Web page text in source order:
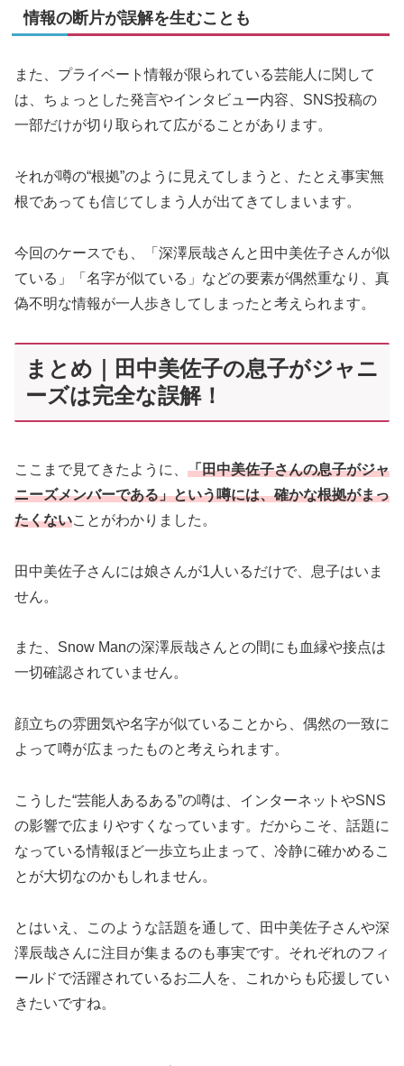
情報の断片が誤解を生むことも
また、プライベート情報が限られている芸能人に関して
は、ちょっとした発言やインタビュー内容、SNS投稿の
一部だけが切り取られて広がることがあります。
それが噂の“根拠”のように見えてしまうと、たとえ事実無
根であっても信じてしまう人が出てきてしまいます。
今回のケースでも、「深澤辰哉さんと田中美佐子さんが似
ている」「名字が似ている」などの要素が偶然重なり、真
偽不明な情報が一人歩きしてしまったと考えられます。
まとめ｜田中美佐子の息子がジャニ
ーズは完全な誤解！
ここまで見てきたように、 「田中美佐子さんの息子がジャ
ニーズメンバーである」という噂には、確かな根拠がまっ
たくないことがわかりました。
田中美佐子さんには娘さんが1人いるだけで、息子はいま
せん。
また、Snow Manの深澤辰哉さんとの間にも血縁や接点は
一切確認されていません。
顔立ちの雰囲気や名字が似ていることから、偶然の一致に
よって噂が広まったものと考えられます。
こうした“芸能人あるある”の噂は、インターネットやSNS
の影響で広まりやすくなっています。だからこそ、話題に
なっている情報ほど一歩立ち止まって、冷静に確かめるこ
とが大切なのかもしれません。
とはいえ、このような話題を通して、田中美佐子さんや深
澤辰哉さんに注目が集まるのも事実です。それぞれのフィ
ールドで活躍されているお二人を、これからも応援してい
きたいですね。